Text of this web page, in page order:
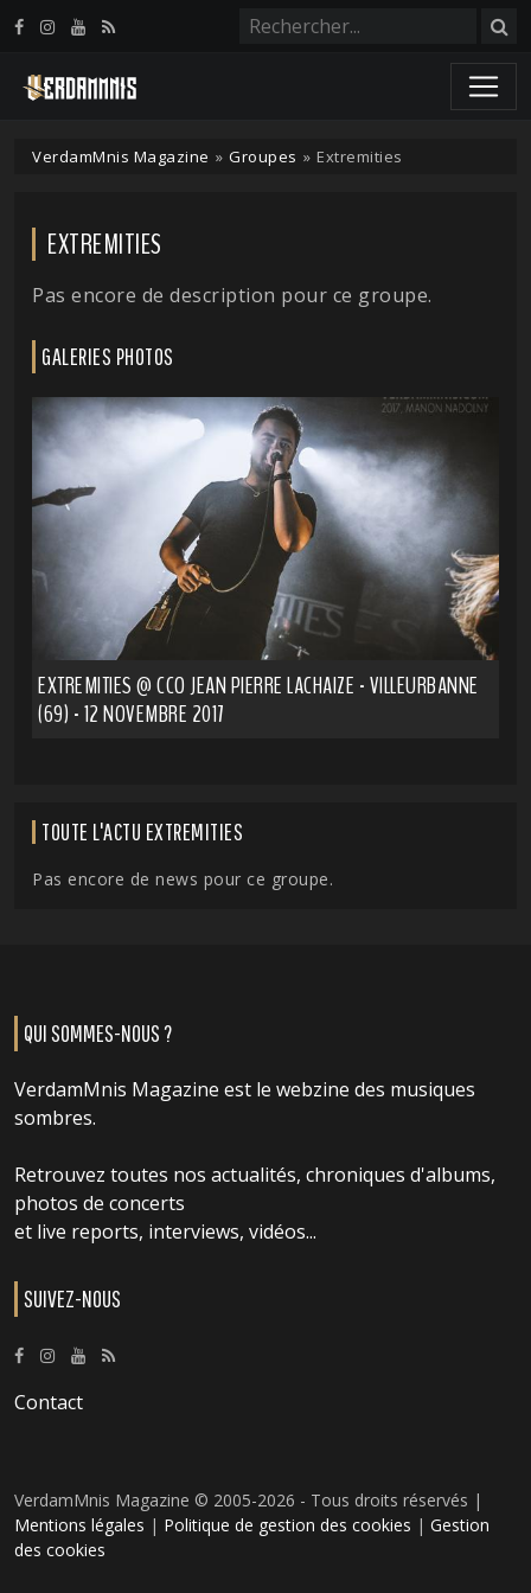
VerdamMnis Magazine » Groupes » Extremities
EXTREMITIES
Pas encore de description pour ce groupe.
GALERIES PHOTOS
EXTREMITIES @ CCO JEAN PIERRE LACHAIZE - VILLEURBANNE
(69) - 12 NOVEMBRE 2017
TOUTE L'ACTU EXTREMITIES
Pas encore de news pour ce groupe.
QUI SOMMES-NOUS ?
VerdamMnis Magazine est le webzine des musiques
sombres.
Retrouvez toutes nos actualités, chroniques d'albums,
photos de concerts
et live reports, interviews, vidéos...
SUIVEZ-NOUS
Contact
VerdamMnis Magazine © 2005-2026 - Tous droits réservés |
Mentions légales | Politique de gestion des cookies | Gestion
des cookies
Panneau de gestion des cookies